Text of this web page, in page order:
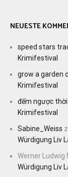
NEUESTE
speed stars
Krimifestival
grow a garden
Krimifestival
đếm ngược
Krimifestival
Sabine_Weiss
Würdigung Liv
Werner Ludwig
Würdigung Liv